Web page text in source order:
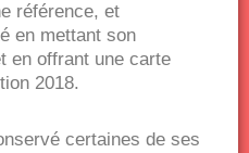
référence, et
en mettant son
en offrant une carte
2018.
certaines de ses